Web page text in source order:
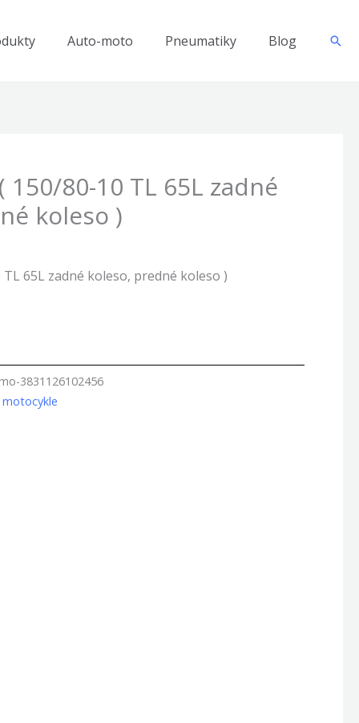
Auto-moto Pneumatiky Blog
150/80-10 TL 65L zadné
koleso )
65L zadné koleso, predné koleso )
3831126102456